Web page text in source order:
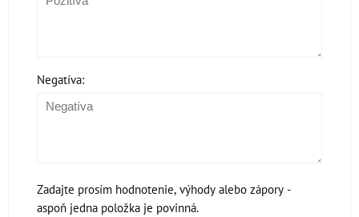
Negatíva:
Zadajte prosím hodnotenie, výhody alebo zápory -
aspoň jedna položka je povinná.